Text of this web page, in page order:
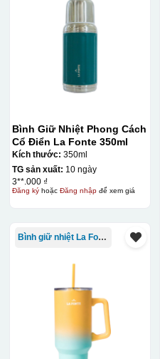
Không thể tẩy xoá
về tẩy xoá
Khó khăn trong việc
in 1 số màu: Màu
hồng cánh sen,
Màu tím
trong việc in đơn
sắc)
Bình Giữ Nhiệt Phong Cách
Cổ Điển La Fonte 350ml
Kích thước: 350ml
TG sản xuất: 10 ngày
3**.000 ₫
Đăng kýhoặc Đăng nhậpđể xem giá
Bình giữ nhiệt La Fonte